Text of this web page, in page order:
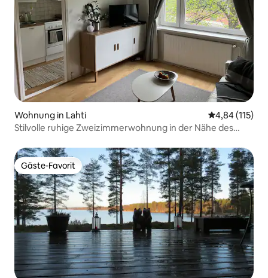
Wohnung in Lahti
4,84 (115)
Stilvolle ruhige Zweizimmerwohnung in der Nähe des
Gäste-Favorit
Gäste-Favorit